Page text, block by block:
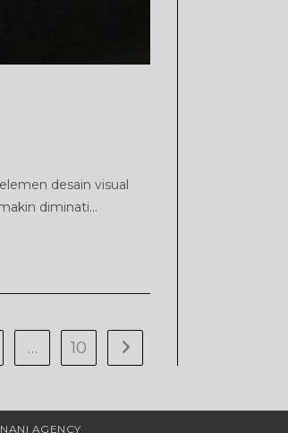
desain visual
diminati…
… 10 Go to the next page
AGENCY